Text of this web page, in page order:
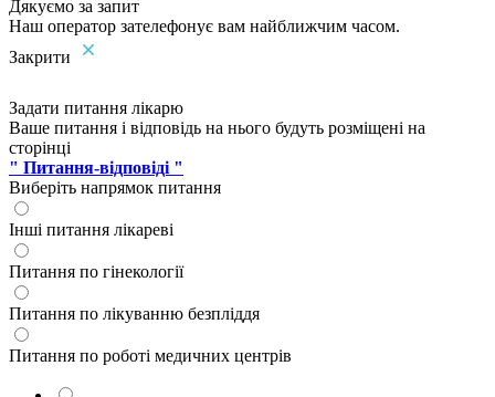
Дякуємо за запит
Наш оператор зателефонує вам найближчим часом.
Закрити
Задати питання лікарю
Ваше питання і відповідь на нього будуть розміщені на
сторінці
" Питання-відповіді "
Виберіть напрямок питання
Інші питання лікареві
Питання по гінекології
Питання по лікуванню безпліддя
Питання по роботі медичних центрів